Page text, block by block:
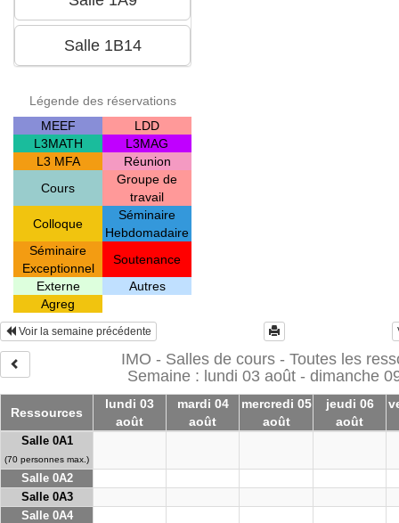
Légende des réservations
MEEF
LDD
L3MATH
L3MAG
L3 MFA
Réunion
Cours
Groupe de
travail
Colloque
Séminaire
Hebdomadaire
Séminaire
Exceptionnel
Soutenance
Externe
Autres
Agreg
Voir la semaine précédente
IMO - Salles de cours - Toutes les
Semaine : lundi 03 août - dimanche
Ressources
lundi 03
août
mardi 04
août
mercredi 05
août
jeudi 06
août
Salle 0A1
(70 personnes max.)
Salle 0A2
Salle 0A3
Salle 0A4